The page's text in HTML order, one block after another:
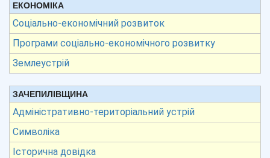
ЕКОНОМІКА
Соціально-економічний розвиток
Програми соціально-економічного розвитку
Землеустрій
ЗАЧЕПИЛІВЩИНА
Адміністративно-територіальний устрій
Символіка
Історична довідка